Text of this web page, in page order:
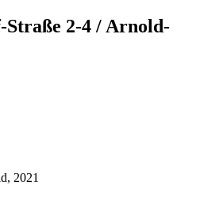
Straße 2-4 / Arnold-
2021